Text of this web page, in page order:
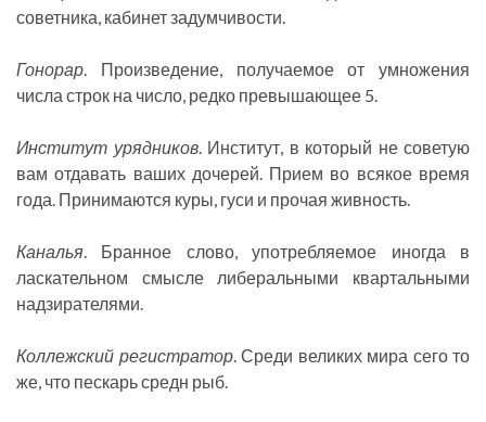
советника, кабинет задумчивости.
Гонорар. Произведение, получаемое от умножения
числа строк на число, редко превышающее 5.
Институт урядников. Институт, в который не советую
вам отдавать ваших дочерей. Прием во всякое время
года. Принимаются куры, гуси и прочая живность.
Каналья. Бранное слово, употребляемое иногда в
ласкательном смысле либеральными квартальными
надзирателями.
Коллежский регистратор. Среди великих мира сего то
же, что пескарь средн рыб.